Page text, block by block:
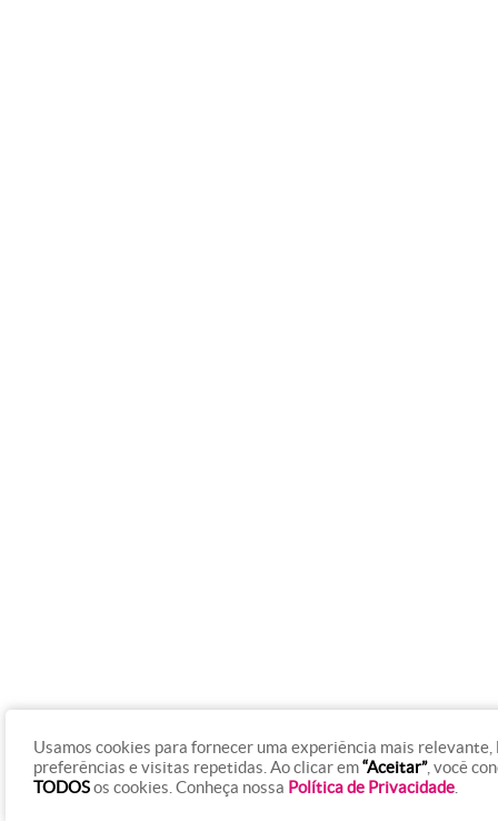
Usamos cookies para fornecer uma experiência mais relevante,
preferências e visitas repetidas. Ao clicar em“Aceitar”, você
TODOSos cookies. Conheça nossa Política de Privacidade.